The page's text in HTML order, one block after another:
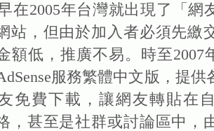
2005年台灣就出現了「網
站，但由於加入者必須先繳
額低，推廣不易。時至2007
服務繁體中文版，提
免費下載，讓網友轉貼在
，甚至是社群或討論區中，